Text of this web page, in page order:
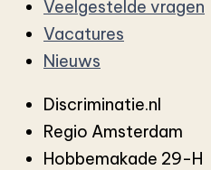
Veelgestelde vragen
Vacatures
Nieuws
Discriminatie.nl
Regio Amsterdam
Hobbemakade 29-H